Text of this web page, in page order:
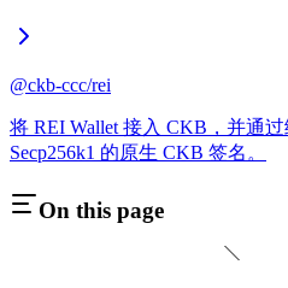
@ckb-ccc/rei
将 REI Wallet 接入 CKB，并通
Secp256k1 的原生 CKB 签名。
On this page